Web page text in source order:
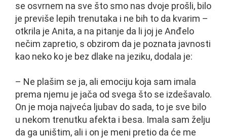
se osvrnem na sve što smo nas dvoje prošli, bilo
je previše lepih trenutaka i ne bih to da kvarim –
otkrila je Anita, a na pitanje da li joj je Anđelo
nečim zapretio, s obzirom da je poznata javnosti
kao neko ko je bez dlake na jeziku, dodala je:
– Ne plašim se ja, ali emociju koja sam imala
prema njemu je jača od svega što se izdešavalo.
On je moja najveća ljubav do sada, to je sve bilo
u nekom trenutku afekta i besa. Imala sam želju
da ga uništim, ali i on je meni pretio da će me